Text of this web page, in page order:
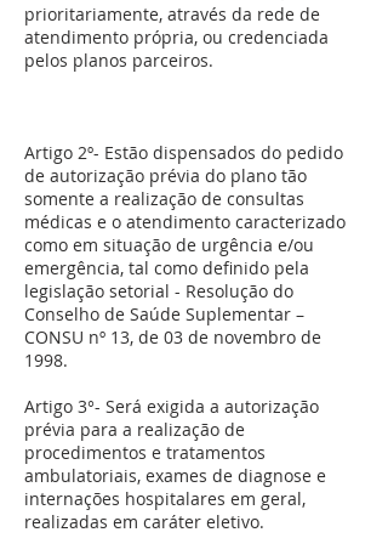
prioritariamente, através da rede de
atendimento própria, ou credenciada
pelos planos parceiros.
Artigo 2º- Estão dispensados do pedido
de autorização prévia do plano tão
somente a realização de consultas
médicas e o atendimento caracterizado
como em situação de urgência e/ou
emergência, tal como definido pela
legislação setorial - Resolução do
Conselho de Saúde Suplementar –
CONSU nº 13, de 03 de novembro de
1998.
Artigo 3°- Será exigida a autorização
prévia para a realização de
procedimentos e tratamentos
ambulatoriais, exames de diagnose e
internações hospitalares em geral,
realizadas em caráter eletivo.